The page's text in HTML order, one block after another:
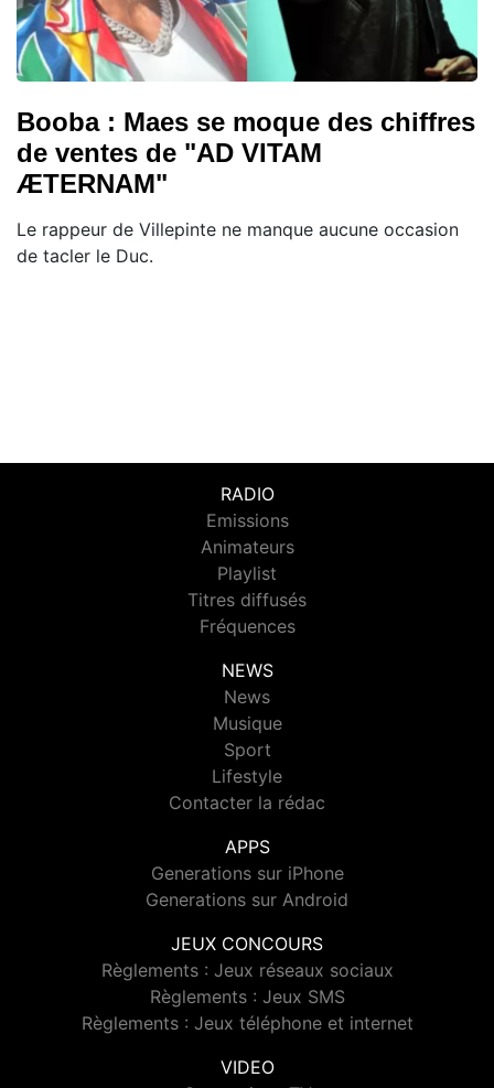
Booba : Maes se moque des chiffres
de ventes de "AD VITAM
ÆTERNAM"
Le rappeur de Villepinte ne manque aucune occasion
de tacler le Duc.
RADIO
Emissions
Animateurs
Playlist
Titres diffusés
Fréquences
NEWS
News
Musique
Sport
Lifestyle
Contacter la rédac
APPS
Generations sur iPhone
Generations sur Android
JEUX CONCOURS
Règlements : Jeux réseaux sociaux
Règlements : Jeux SMS
Règlements : Jeux téléphone et internet
VIDEO